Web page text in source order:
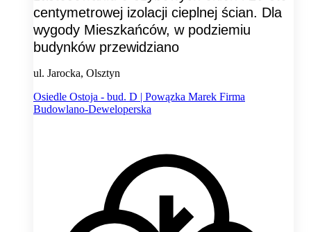
centymetrowej izolacji cieplnej ścian. Dla
wygody Mieszkańców, w podziemiu
budynków przewidziano
ul. Jarocka, Olsztyn
Osiedle Ostoja - bud. D | Powązka Marek Firma
Budowlano-Deweloperska